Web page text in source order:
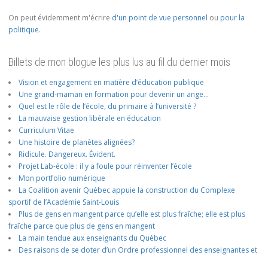
On peut évidemment m'écrire d'un point de vue personnel ou pour la
politique.
Billets de mon blogue les plus lus au fil du dernier mois
Vision et engagement en matière d’éducation publique
Une grand-maman en formation pour devenir un ange…
Quel est le rôle de l’école, du primaire à l’université ?
La mauvaise gestion libérale en éducation
Curriculum Vitae
Une histoire de planètes alignées?
Ridicule. Dangereux. Évident.
Projet Lab-école : il y a foule pour réinventer l’école
Mon portfolio numérique
La Coalition avenir Québec appuie la construction du Complexe
sportif de l’Académie Saint-Louis
Plus de gens en mangent parce qu’elle est plus fraîche; elle est plus
fraîche parce que plus de gens en mangent
La main tendue aux enseignants du Québec
Des raisons de se doter d’un Ordre professionnel des enseignantes et